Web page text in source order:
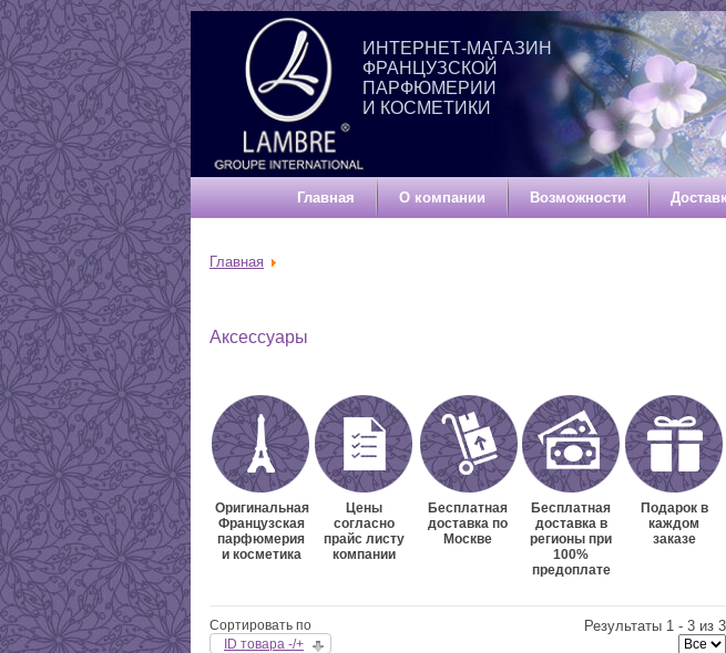
ИНТЕРНЕТ-МАГАЗИН
ФРАНЦУЗСКОЙ
ПАРФЮМЕРИИ
И КОСМЕТИКИ
Главная О компании Возможности
Главная
Аксессуары
Оригинальная
Французская
парфюмерия
и косметика
Цены
согласно
прайс листу
компании
Бесплатная
доставка по
Москве
Бесплатная
доставка в
регионы при
100%
предоплате
Подарок в
каждом
заказе
Сортировать по
ID товара -/+
Результаты 1 - 3 из 3